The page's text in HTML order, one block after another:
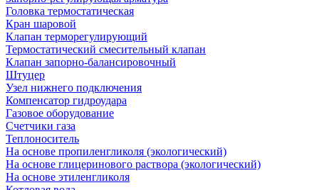
Головка термостатическая
Кран шаровой
Клапан терморегулирующий
Термостатический смесительный клапан
Клапан запорно-балансировочный
Штуцер
Узел нижнего подключения
Компенсатор гидроудара
Газовое оборудование
Счетчики газа
Теплоноситель
На основе пропиленгликоля (экологический)
На основе глицеринового раствора (экологический)
На основе этиленгликоля